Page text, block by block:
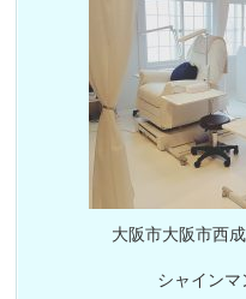
大阪市大阪市西
シャイン